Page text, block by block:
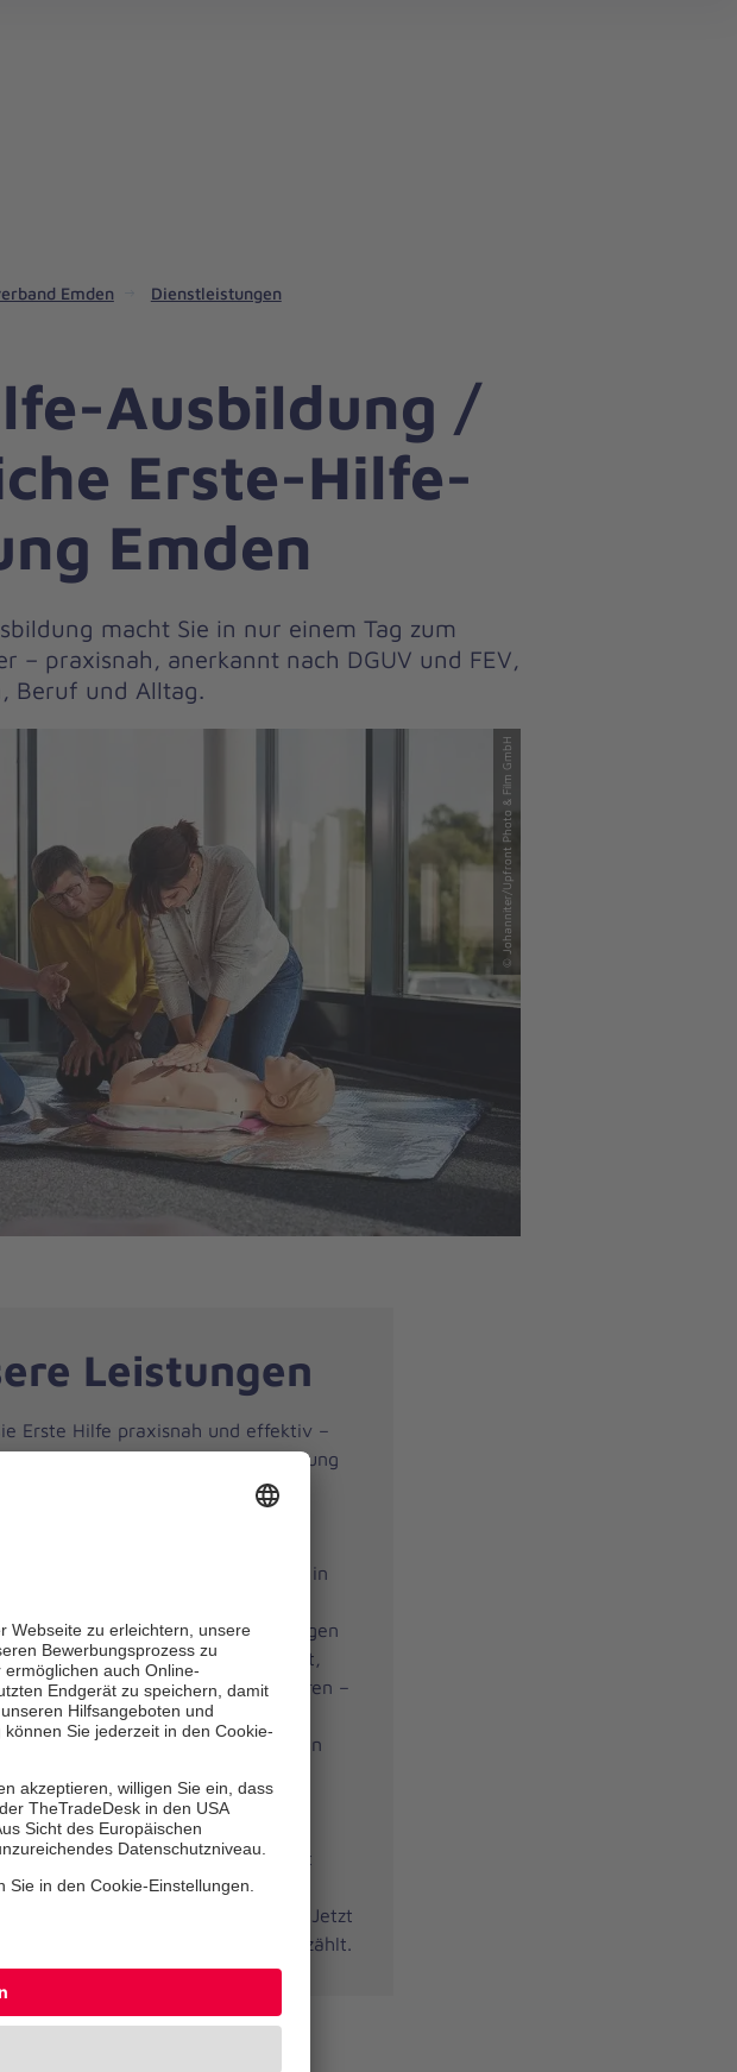
Emden
Dienstleistungen
Ausbildung /
Erste-Hilfe-
Emden
macht Sie in nur einem Tag zum
– praxisnah, anerkannt nach DGUV und FEV,
Beruf und Alltag.
© Johanniter/Upfront Photo & Film GmbH
Leistungen
Erste Hilfe praxisnah und effektiv –
anerkannten Erste-Hilfe-Ausbildung
Kenntnisse und Fähigkeiten, um in
Ausbilderinnen und Ausbilder zeigen
Sie bei Bewusstlosigkeit, Atemnot,
oder Verletzungen richtig reagieren –
Seitenlage und Herz-Lungen-
Die Schulung entspricht den
(DGUV) sowie der
(FEV) für alle
Ob für Beruf, Ehrenamt
– unsere Erste-Hilfe-Ausbildung
zum handlungsfähigen Ersthelfer. Jetzt
und vorbereitet sein, wenn es zählt.